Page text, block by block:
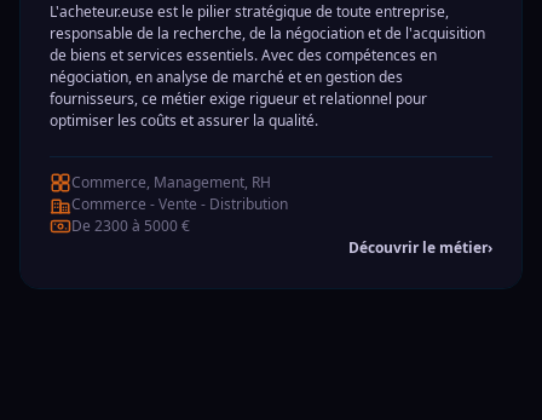
L'acheteur.euse est le pilier stratégique de toute entreprise,
responsable de la recherche, de la négociation et de l'acquisition
de biens et services essentiels. Avec des compétences en
négociation, en analyse de marché et en gestion des
fournisseurs, ce métier exige rigueur et relationnel pour
optimiser les coûts et assurer la qualité.
Commerce, Management, RH
Commerce - Vente - Distribution
De 2300 à 5000 €
Découvrir le métier›